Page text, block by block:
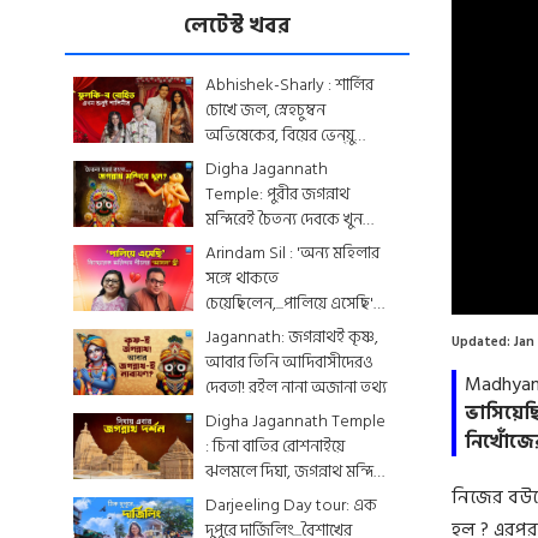
লেটেস্ট খবর
Abhishek-Sharly : শার্লির
চোখে জল, স্নেহচুম্বন
অভিষেকের, বিয়ের ভেন্য়ু
থেকে মেনু...দেখে নিন
একঝলকে
Digha Jagannath
Temple: পুরীর জগন্নাথ
মন্দিরেই চৈতন্য দেবকে খুন
করা হয়েছিল? জেনে নিন
রোমহর্ষক কাহিনী
Arindam Sil : 'অন্য মহিলার
সঙ্গে থাকতে
চেয়েছিলেন,...পালিয়ে এসেছি',
বিস্ফোরক অরিন্দমের স্ত্রী
Jagannath: জগন্নাথই কৃষ্ণ,
আবার তিনি আদিবাসীদেরও
দেবতা! রইল নানা অজানা তথ্য
Digha Jagannath Temple
: চিনা বাতির রোশনাইয়ে
ঝলমলে দিঘা, জগন্নাথ মন্দিরে
শেষ মুহূর্তের সাজসজ্জা তুঙ্গে
Darjeeling Day tour: এক
দুপুরে দার্জিলিং...বৈশাখের
Updated:
নিজের
হল ? এরপর